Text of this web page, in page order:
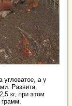
угловатое, а у
Развита
кг, при этом
грамм.